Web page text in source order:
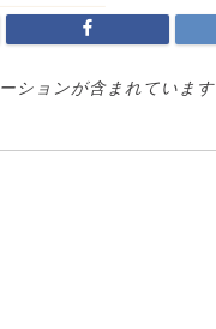
ーションが含まれていま